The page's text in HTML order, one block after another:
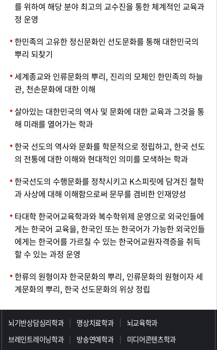
를 위하여 해당 분야 최고의 교수진을 통한 체계적인 교육과
정 운영
한민족의 고유한 정신문화인 선도문화를 통해 대한민국의
뿌리 되찾기
세계종교와 인류문화의 뿌리, 진리의 모체인 한민족의 하늘
관, 천손문화에 대한 이해
살아있는 대한민국의 역사 및 문화에 대한 교육과 그것을 통
해 미래를 열어가는 학과
한국 선도의 역사와 문화를 학문적으로 정립하고, 한국 선도
의 전통에 대한 이해와 현대적인 의미를 모색하는 학과
한국선도의 수행문화를 정착시키고 K스피릿에 담겨진 철학
과 사상에 대해 이해함으로써 문무를 겸비한 인재양성
타대학 한국어교육학과와 복수학위제 운영으로 외국인들에
게는 한국어 교육을, 한국인 또는 한국어가 가능한 외국인들
에게는 한국어를 가르칠 수 있는 한국어교원자격증을 취득
할 수 있는 과정 운영
한류의 원형이자 한국문화의 뿌리, 인류문화의 원형이자 세
계문화의 뿌리, 한국 선도문화의 위상 정립
뇌기반상담심리학과 명상치료학과
뇌교육학과
브레인트레이닝학과
방송연예학과
미디어콘텐츠학과